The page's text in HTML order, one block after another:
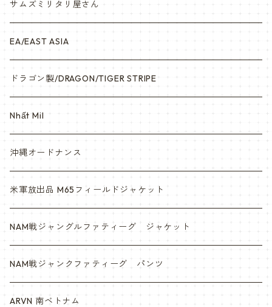
サムズミリタリ屋さん
EA/EAST ASIA
ドラゴン製/DRAGON/TIGER STRIPE
Nhất Mil
沖縄オードナンス
米軍放出品 M65フィールドジャケット
NAM戦ジャングルファティーグ ジャケット
NAM戦ジャンクファティーグ パンツ
ARVN 南ベトナム